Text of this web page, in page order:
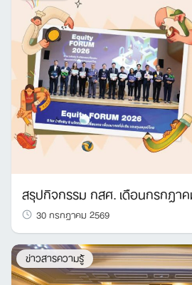
สรุปกิจกรรม กสศ. เดือนกรกฎา
30 กรกฎาคม 2569
ข่าวสารความรู้